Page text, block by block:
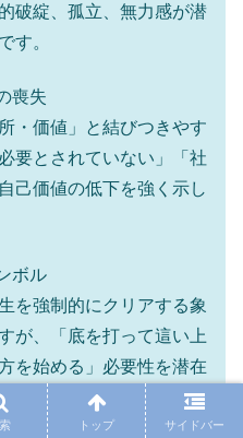
破綻、孤立、無力感が潜
す。
喪失
・価値」と結びつきやす
要とされていない」「社
己価値の低下を強く示し
ボル
を強制的にクリアする象
が、「底を打って這い上
を始める」必要性を潜在
ります。
トップ サイドバー